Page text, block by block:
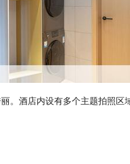
。酒店内设有多个主题拍照区